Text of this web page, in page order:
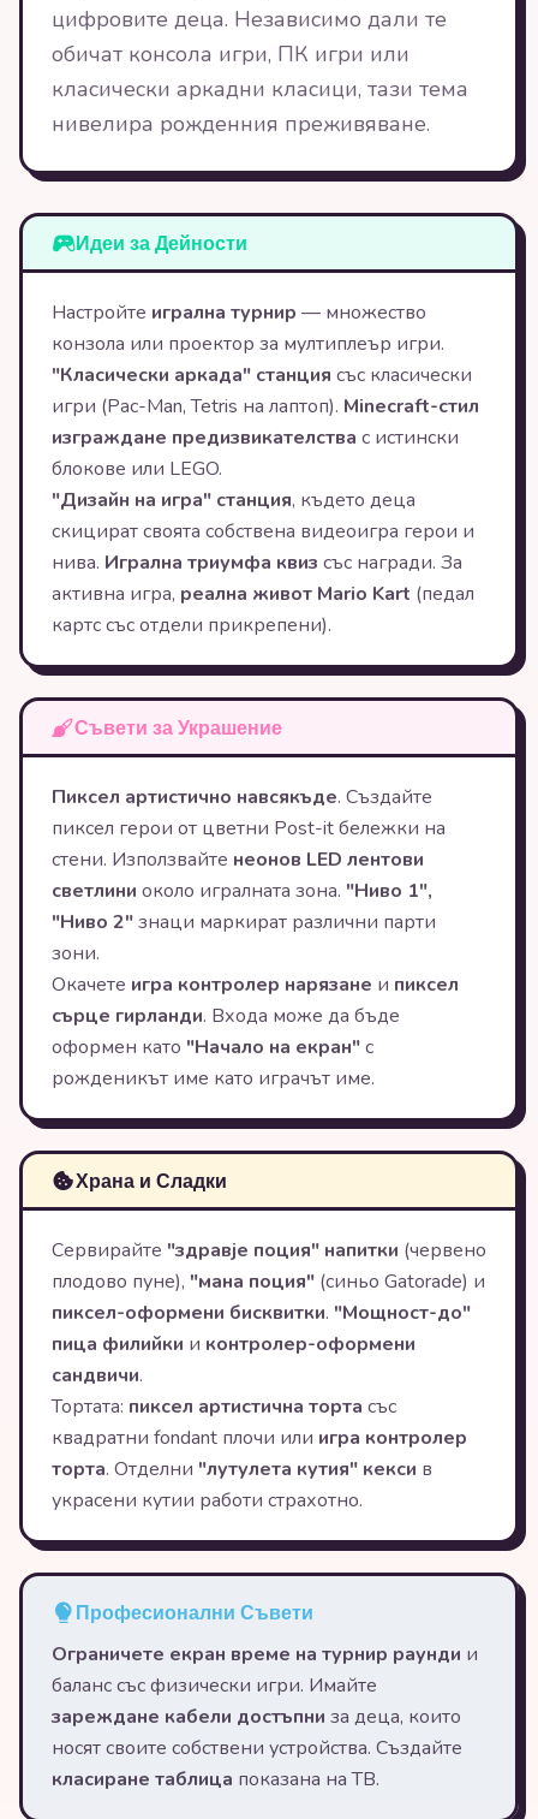
цифровите деца. Независимо дали те
обичат консола игри, ПК игри или
класически аркадни класици, тази тема
нивелира рожденния преживяване.
Идеи за Дейности
Настройте игрална турнир — множество
конзола или проектор за мултиплеър игри.
"Класически аркада" станция със класически
игри (Pac-Man, Tetris на лаптоп). Minecraft-стил
изграждане предизвикателства с истински
блокове или LEGO.
"Дизайн на игра" станция, където деца
скицират своята собствена видеоигра герои и
нива. Игрална триумфа квиз със награди. За
активна игра, реална живот Mario Kart (педал
картс със отдели прикрепени).
Съвети за Украшение
Пиксел артистично навсякъде. Създайте
пиксел герои от цветни Post-it бележки на
стени. Използвайте неонов LED лентови
светлини около игралната зона. "Ниво 1",
"Ниво 2"знаци маркират различни парти
зони.
Окачете игра контролер нарязане и пиксел
сърце гирланди. Входа може да бъде
оформен като "Начало на екран"с
рожденикът име като играчът име.
Храна и Сладки
Сервирайте "здравје поция" напитки (червено
плодово пуне), "мана поция" (синьо Gatorade) и
пиксел-оформени бисквитки. "Мощност-до"
пица филийки и контролер-оформени
сандвичи.
Тортата: пиксел артистична торта със
квадратни fondant плочи или игра контролер
торта. Отделни "лутулета кутия" кекси в
украсени кутии работи страхотно.
Професионални Съвети
Ограничете екран време на турнир раунди и
баланс със физически игри. Имайте
зареждане кабели достъпни за деца, които
носят своите собствени устройства. Създайте
класиране таблица показана на ТВ.